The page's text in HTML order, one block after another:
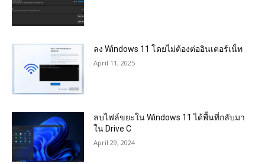
ลง Windows 11 โดยไม่ต้องต่ออินเตอร์เน็ท
April 11, 2025
ลบไฟล์ขยะใน Windows 11 ได้พื้นที่กลับมา
ใน Drive C
April 29, 2024